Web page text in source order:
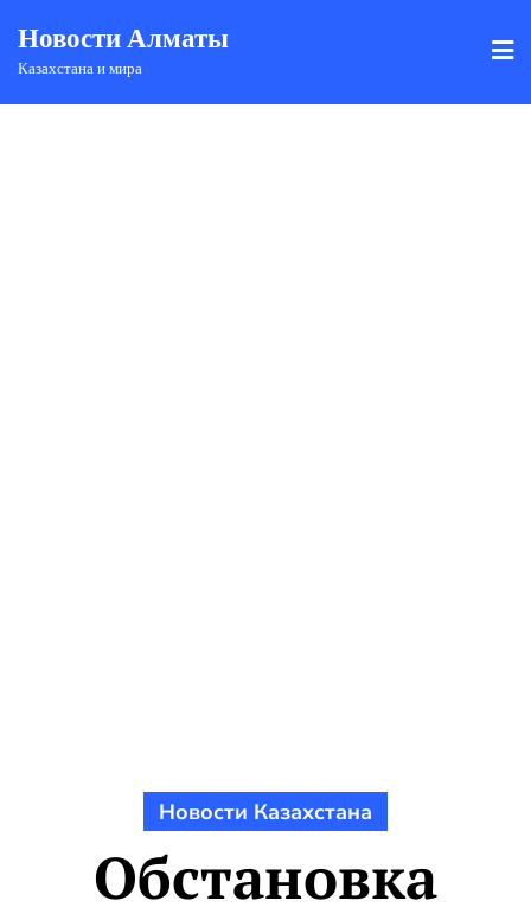
Новости Алматы
Казахстана и мира
Новости Казахстана
Обстановка